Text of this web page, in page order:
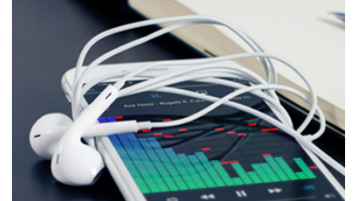
游戏充值卡：AppStore充值卡、Steam充值卡、QQ会员服
务、Q币、腾讯游戏点券、 腾讯包月服务、网易一卡通、
完美点券